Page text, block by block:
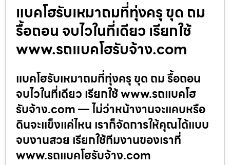
แบคโฮรับเหมาถมที่ทุ่งครุ ขุด ถม
รื้อถอน จบไวในที่เดียว เรียกใช้
www.รถแบคโฮรับจ้าง.com
แบคโฮรับเหมาถมที่ทุ่งครุ ขุด ถม รื้อถอน
จบไวในที่เดียว เรียกใช้ www.รถแบคโฮ
รับจ้าง.com — ไม่ว่าหน้างานจะแคบหรือ
ดินจะแข็งแค่ไหน เราก็จัดการให้คุณได้แบบ
จบงานสวย เรียกใช้ทีมงานของเราที่
www.รถแบคโฮรับจ้าง.com